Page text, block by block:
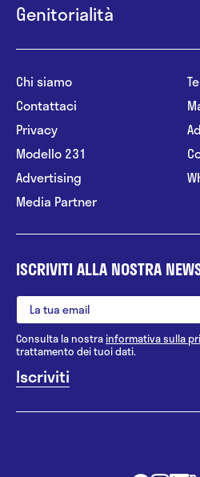
Genitorialità
Chi siamo
Contattaci
Privacy
Modello 231
Advertising
Media Partner
ISCRIVITI ALLA NOSTRA
Consulta la nostrainformativa sulla
trattamento dei tuoi dati.